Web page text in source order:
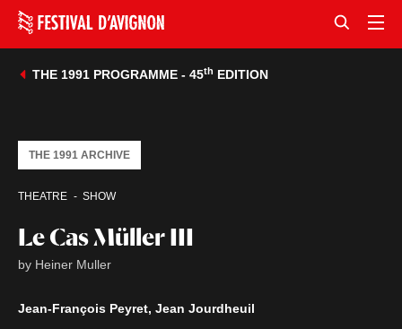
THE 1991 PROGRAMME - 45th EDITION
Le Cas Müller III
by Heiner Muller
THEATRE SHOW
THE 1991 ARCHIVE
Jean-François Peyret, Jean Jourdheuil